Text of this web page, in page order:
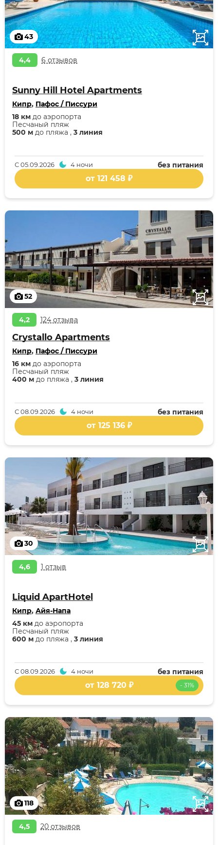
43
4,4 6 отзывов
Sunny Hill Hotel Apartments
Кипр, Пафос / Писсури
500 м до пляжа , 3 линия
Песчаный пляж
18 км до аэропорта
без питания
С05.09.2026 4 ночи
от 121 458 ₽
52
4,2 124 отзыва
Crystallo Apartments
Кипр, Пафос / Писсури
400 м до пляжа , 3 линия
Песчаный пляж
16 км до аэропорта
без питания
С08.09.2026 4 ночи
от 125 136 ₽
30
4,6 1 отзыв
Liquid ApartHotel
Кипр, Айя-Напа
600 м до пляжа , 3 линия
Песчаный пляж
45 км до аэропорта
без питания
С08.09.2026 4 ночи
- 31%
от 128 720 ₽
118
4,5 20 отзывов